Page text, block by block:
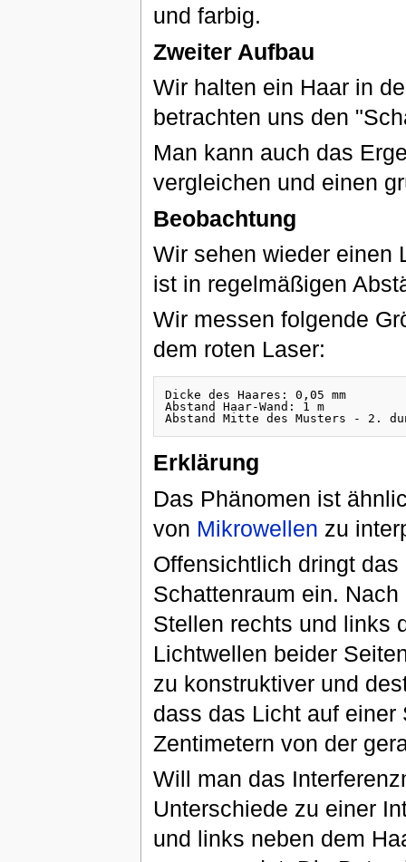
und farbig.
Zweiter Aufbau
Wir halten ein Haar in
betrachten uns den
Man kann auch das
vergleichen und einen
Beobachtung
Wir sehen wieder einen
ist in regelmäßigen
Wir messen folgende
dem roten Laser:
Dicke des Haares: 0,05 mm
Abstand Haar-Wand: 1 m
Erklärung
Das Phänomen ist
von Mikrowellen zu
Offensichtlich dringt
Schattenraum ein.
Stellen rechts und links
Lichtwellen beider
zu konstruktiver und
dass das Licht auf einer
Zentimetern von der
Will man das
Unterschiede zu einer
und links neben dem